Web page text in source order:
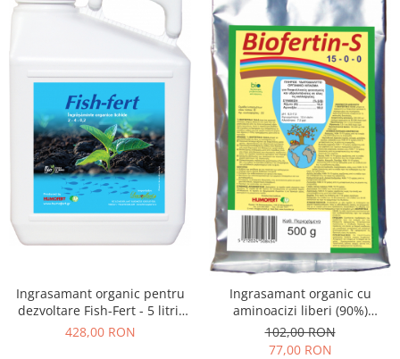
Ingrasamant organic pentru
dezvoltare Fish-Fert - 5 litri,
legume, cereale, cartof, vie
428,00 RON
Ingrasamant organic cu
aminoacizi liberi (90%)
Biofertin-S 15-0-0 , legume,
cereale - pungă 500 grame
102,00 RON
77,00 RON